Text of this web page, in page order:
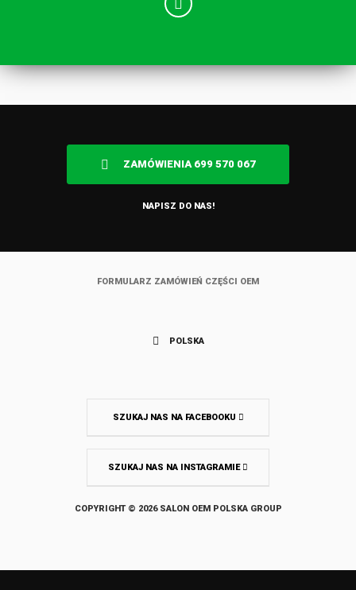
ZAMÓWIENIA 699 570 067
NAPISZ DO NAS!
FORMULARZ ZAMÓWIEŃ CZĘŚCI OEM
POLSKA
SZUKAJ NAS NA FACEBOOKU
SZUKAJ NAS NA INSTAGRAMIE
COPYRIGHT © 2026 SALON OEM POLSKA GROUP